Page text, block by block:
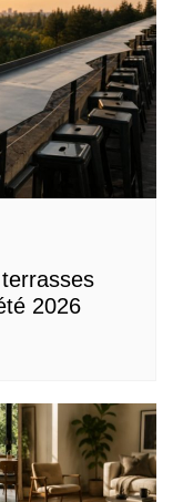
2026